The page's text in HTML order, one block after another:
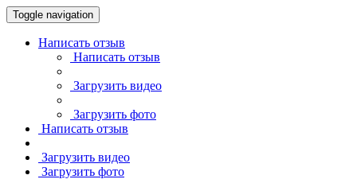
Toggle navigation
Написать отзыв
Написать отзыв
Загрузить видео
Загрузить фото
Написать отзыв
Загрузить видео
Загрузить фото